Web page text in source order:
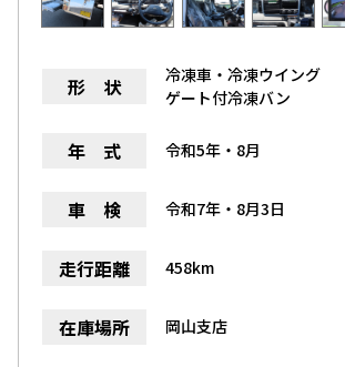
形 状
冷凍車・冷凍ウイング
ゲート付冷凍バン
年 式 令和5年・8月
車 検 令和7年・8月3日
走行距離 458km
在庫場所 岡山支店